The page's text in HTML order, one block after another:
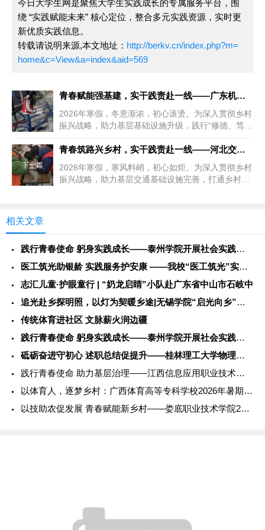
今日大学生网是聚焦大学生实践成长的专属服务平台，围
绕 “实践赋能未来” 核心定位，整合多元实践资源，实时更
新优质实践信息。
转载请说明来源,本文地址： http://berkv.cn/index.php?m=
home&c=View&a=index&aid=569
上一篇
青春赋能强基建，实干践责赴一线——广东机电职业技术学院202
2026年寒假，冬意渐浓，初心滚烫。为深入贯彻乡村
振兴战略，助力基层基础设施升级，践行“修德、笃
下一篇
青春筑路兴乡村，实干践责赴一线——河北交通职业技术学院202
2026年寒假，寒风料峭，初心如炬。为深入贯彻乡村
振兴战略，助力基层交通基础设施完善，打通乡村出
相关文章
践行青春使命 躬身实践成长——泰州学院开展社会实践服务活动
医工筑光助银龄 实践服务护安康 ——我校“医工筑光”实践团开
志汇儿童·护眼童行 | “奶龙启睛”小队赴广东省中山市石岐中
追光赴乡探明照，以灯为契暖乡途|无锡学院“启光向乡”社会实践
传统体育进社区 文脉薪火润边疆
践行青春使命 躬身实践成长——泰州学院开展社会实践服务活动
砥砺奋进守初心 述职总结促提升——桂林理工大学物理与电子信息
践行青春使命 助力基层治理——江西信息应用职业技术学院202
以体育人，逐梦乡村：广西体育高等专科学校2026年暑期社会实
以技助农促发展 青春赋能新乡村——娄底职业技术学院2026年